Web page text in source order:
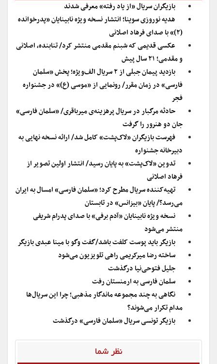
بازیگران سریال «از یاد رفته» معرفی شدند
هدیه نوروزی سوینا؛ انتشار نسخه ویژه نابینایان «پدرخوانده
(۲)» با صدای فرهاد اصلانی
عکسی قدیمی که شبنم مقدمی منتشر کرد/ تنابنده، اصلانی
و مقدمی؛ ۲۱ سال پیش
بازدید پیمان جبلی از ۲ سریال الف‌ویژه؛ پخش «سلمان
فارسی» در زمان مقرر/ رونمایی از «موسی (ع)» در جشنواره
فجر
حادثه مرگبار در سریال پرهزینه‌ی میرباقری/ «سلمان فارسی»
جان دو هنرور را گرفت
فهرست بازیگران «لاک‌پشت» کامل شد/ ارائه نسخه نهایی به
دبیرخانه جشنواره
تدوین «لاک‌پشت» به پایان رسید/ انتشار اولین تصویر از
فرهاد اصلانی
تهیه‌کننده سریال مطرح کرد؛ «سلمان فارسی» امسال به ایران
می‌رسد؟/ پایان «بیزانس» در تابستان
نسخه ویژه نابینایان «آدم برفی» با صدای پدرام شریفی
منتشر می‌شود
بازیگر باید پوست کلفت باشد/گفت وگو با مینا عبدی بازیگر
ساخته رضا میرکریمی راهی تلویزیون می‌شود
جلیل فتوحی‌نیا درگذشت
سلمان فارسی به ارمنستان رفت
نگاهی به چند مجموعه ماندگار مذهبی؛ چرا این سریال‌ها
مدام تکرار می‌شوند؟
بازیگر تونسی سریال «سلمان فارسی» درگذشت
نظر شما